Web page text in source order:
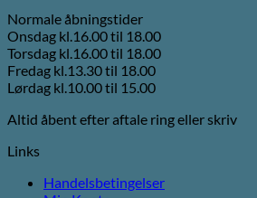
Normale åbningstider
Onsdag kl.16.00 til 18.00
Torsdag kl.16.00 til 18.00
Fredag kl.13.30 til 18.00
Lørdag kl.10.00 til 15.00
Altid åbent efter aftale ring eller skriv
Links
Handelsbetingelser